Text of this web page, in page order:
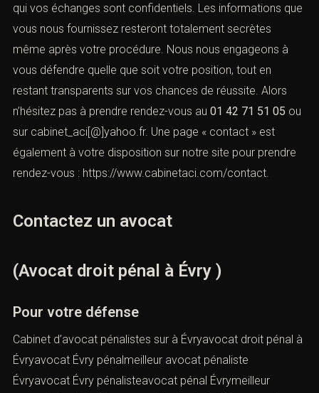
qui vos échanges sont confidentiels. Les informations que
vous nous fournissez resteront totalement secrètes
même après votre procédure. Nous nous engageons à
vous défendre quelle que soit votre position, tout en
restant transparents sur vos chances de réussite. Alors
n’hésitez pas à prendre rendez-vous au 01 42 71 51 05 ou
sur cabinet_aci[@]yahoo.fr. Une page « contact » est
également à votre disposition sur notre site pour prendre
rendez-vous : https://www.cabinetaci.com/contact.
Contactez un avocat
(Avocat droit pénal à Évry )
Pour votre défense
Cabinet d’avocat pénalistes sur à Évryavocat droit pénal à
Évryavocat Évry pénalmeilleur avocat pénaliste
Évryavocat Évry pénalisteavocat pénal Évrymeilleur